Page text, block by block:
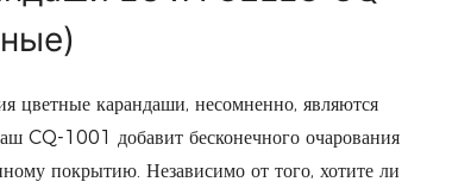
цветные карандаши, несомненно, являются
CQ-1001 добавит бесконечного очарования
покрытию. Независимо от того, хотите ли